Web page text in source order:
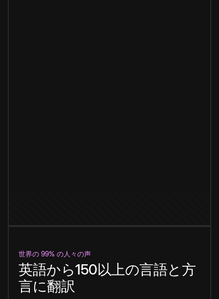
世界の 99% の人々の声
英語から150以上の言語と方
言に翻訳